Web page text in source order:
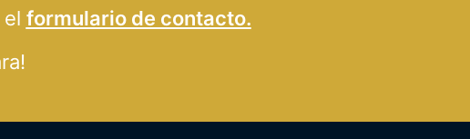
formulario de contacto.